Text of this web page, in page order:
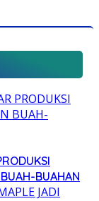
BUAHAN